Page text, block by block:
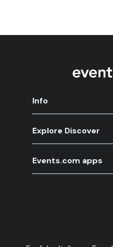
Info
Explore Discover
Events.com apps